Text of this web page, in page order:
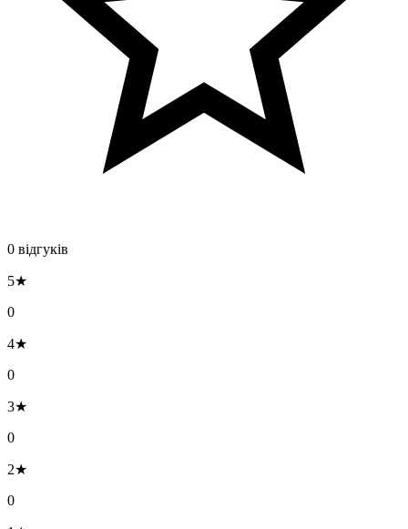
0 відгуків
5★
0
4★
0
3★
0
2★
0